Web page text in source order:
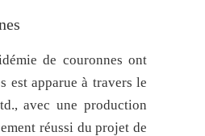
de couronnes ont
est apparue à travers le
avec une production
réussi du projet de